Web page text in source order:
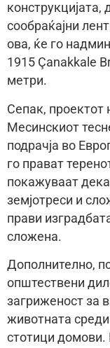
сообраќајни
ова, ќе го
1915 Çanakkale
метри.
Сепак, проектот
Месинскиот
подрачја во
го прават
покажуваат
земјотреси и
прави
сложена.
Дополнително,
општествени
загриженост за
животната
стотици домови.